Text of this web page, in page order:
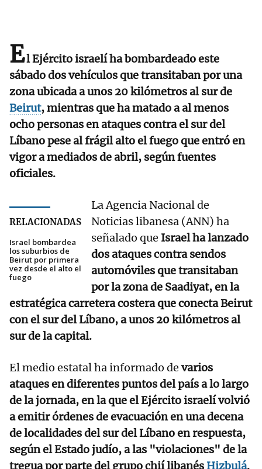
El Ejército israelí ha bombardeado este
sábado dos vehículos que transitaban por una
zona ubicada a unos 20 kilómetros al sur de
Beirut, mientras que ha matado a al menos
ocho personas en ataques contra el sur del
Líbano pese al frágil alto el fuego que entró en
vigor a mediados de abril, según fuentes
oficiales.
RELACIONADAS
Israel bombardea
los suburbios de
Beirut por primera
vez desde el alto el
fuego
La Agencia Nacional de
Noticias libanesa (ANN) ha
señalado que Israel ha lanzado
dos ataques contra sendos
automóviles que transitaban
por la zona de Saadiyat, en la
estratégica carretera costera que conecta Beirut
con el sur del Líbano, a unos 20 kilómetros al
sur de la capital.
El medio estatal ha informado de varios
ataques en diferentes puntos del país a lo largo
de la jornada, en la que el Ejército israelí volvió
a emitir órdenes de evacuación en una decena
de localidades del sur del Líbano en respuesta,
según el Estado judío, a las "violaciones" de la
tregua por parte del grupo chií libanés Hizbulá.